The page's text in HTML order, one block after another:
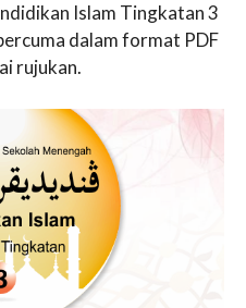
Islam Tingkatan 3
dalam format PDF
rujukan.